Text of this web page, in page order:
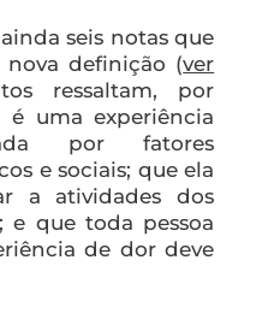
seis notas que
definição (ver
ressaltam, por
uma experiência
por fatores
e sociais; que ela
a atividades dos
e que toda pessoa
de dor deve